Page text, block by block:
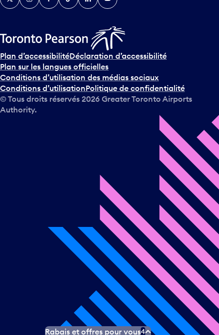
Plan d’accessibilitéDéclaration d’accessibilité
Plan sur les langues officielles
Conditions d’utilisation des médias sociaux
Conditions d’utilisationPolitique de confidentialité
© Tous droits réservés 2026 Greater Toronto Airports
Authority.
Rabais et offres pour vous4